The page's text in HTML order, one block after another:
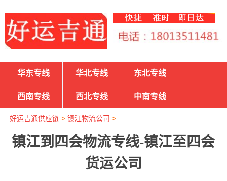
华东专线 华北专线 东北专线
西南专线 西北专线 中南专线
好运吉通供应链> 镇江物流公司 >
镇江到四会物流专线-镇江至四会
货运公司